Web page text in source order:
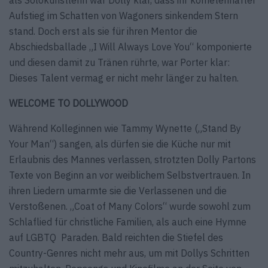
Aufstieg im Schatten von Wagoners sinkendem Stern
stand. Doch erst als sie für ihren Mentor die
Abschiedsballade „I Will Always Love You“ komponierte
und diesen damit zu Tränen rührte, war Porter klar:
Dieses Talent vermag er nicht mehr länger zu halten.
WELCOME TO DOLLYWOOD
Während Kolleginnen wie Tammy Wynette („Stand By
Your Man“) sangen, als dürfen sie die Küche nur mit
Erlaubnis des Mannes verlassen, strotzten Dolly Partons
Texte von Beginn an vor weiblichem Selbstvertrauen. In
ihren Liedern umarmte sie die Verlassenen und die
Verstoßenen. „Coat of Many Colors“ wurde sowohl zum
Schlaflied für christliche Familien, als auch eine Hymne
auf LGBTQ Paraden. Bald reichten die Stiefel des
Country-Genres nicht mehr aus, um mit Dollys Schritten